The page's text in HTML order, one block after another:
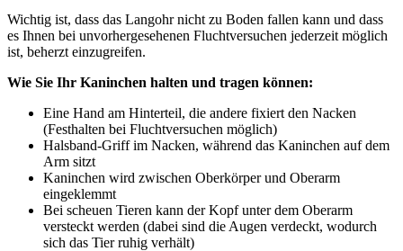
Wichtig ist, dass das Langohr nicht zu Boden fallen kann und dass
es Ihnen bei unvorhergesehenen Fluchtversuchen jederzeit möglich
ist, beherzt einzugreifen.
Wie Sie Ihr Kaninchen halten und tragen können:
Eine Hand am Hinterteil, die andere fixiert den Nacken
(Festhalten bei Fluchtversuchen möglich)
Halsband-Griff im Nacken, während das Kaninchen auf dem
Arm sitzt
Kaninchen wird zwischen Oberkörper und Oberarm
eingeklemmt
Bei scheuen Tieren kann der Kopf unter dem Oberarm
versteckt werden (dabei sind die Augen verdeckt, wodurch
sich das Tier ruhig verhält)